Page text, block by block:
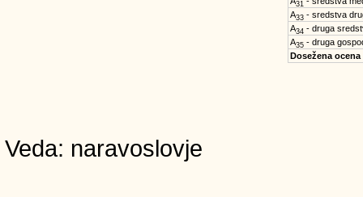
31
A33- sredstva
A34 - druga
A35- druga
Dosežena ocena
Veda: naravoslovje